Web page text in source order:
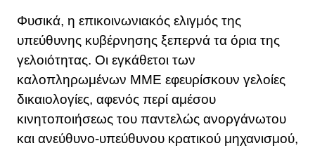
Φυσικά, η επικοινωνιακός ελιγμός της
υπεύθυνης κυβέρνησης ξεπερνά τα όρια της
γελοιότητας. Οι εγκάθετοι των
καλοπληρωμένων ΜΜΕ εφευρίσκουν γελοίες
δικαιολογίες, αφενός περί αμέσου
κινητοποιήσεως του παντελώς ανοργάνωτου
και ανεύθυνο-υπεύθυνου κρατικού μηχανισμού,